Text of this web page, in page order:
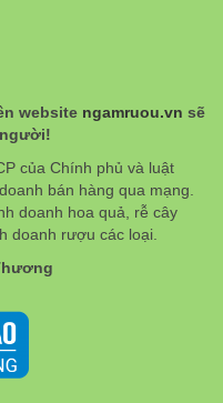
website ngamruou.vn sẽ
của Chính phủ và luật
bán hàng qua mạng.
doanh hoa quả, rễ cây
doanh rượu các loại.